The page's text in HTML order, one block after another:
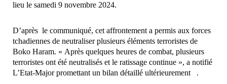
lieu le samedi 9 novembre 2024.
D’après le communiqué, cet affrontement a permis aux forces
tchadiennes de neutraliser plusieurs éléments terroristes de
Boko Haram. « Après quelques heures de combat, plusieurs
terroristes ont été neutralisés et le ratissage continue », a notifié
L’Etat-Major promettant un bilan détaillé ultérieurement .